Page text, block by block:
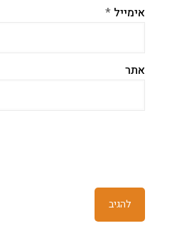
אימייל *
אתר